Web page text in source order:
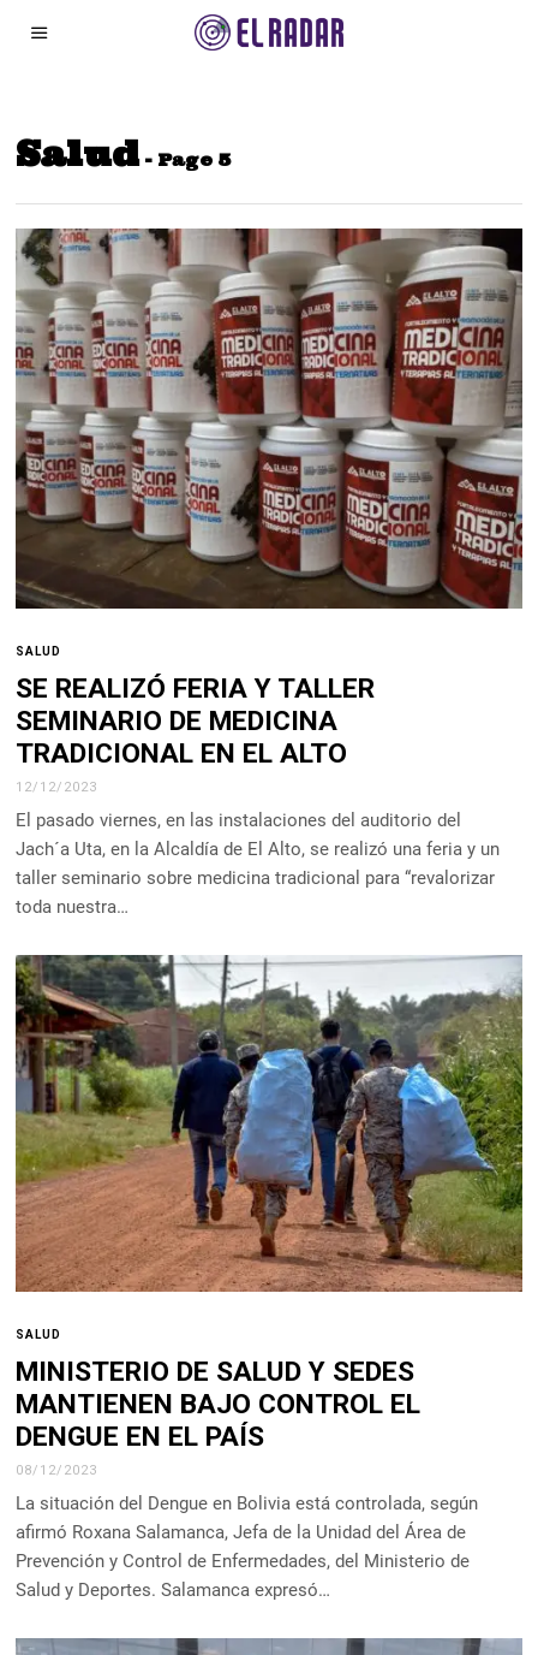
Salud- Page 5
SALUD
SE REALIZÓ FERIA Y TALLER
SEMINARIO DE MEDICINA
TRADICIONAL EN EL ALTO
12/12/2023
El pasado viernes, en las instalaciones del auditorio del
Jach´a Uta, en la Alcaldía de El Alto, se realizó una feria y un
taller seminario sobre medicina tradicional para “revalorizar
toda nuestra…
SALUD
MINISTERIO DE SALUD Y SEDES
MANTIENEN BAJO CONTROL EL
DENGUE EN EL PAÍS
08/12/2023
La situación del Dengue en Bolivia está controlada, según
afirmó Roxana Salamanca, Jefa de la Unidad del Área de
Prevención y Control de Enfermedades, del Ministerio de
Salud y Deportes. Salamanca expresó…